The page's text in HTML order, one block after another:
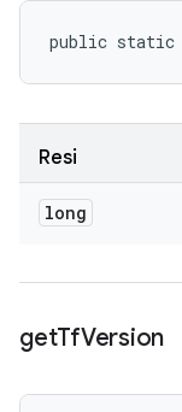
public static
Resi
long
getTfVersion